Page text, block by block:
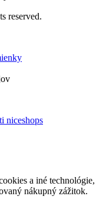
reserved.
niceshops
a iné technológie,
nákupný zážitok.